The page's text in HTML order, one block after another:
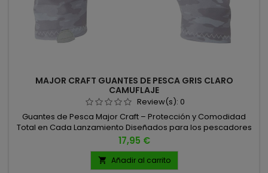
MAJOR CRAFT GUANTES DE PESCA GRIS CLARO
CAMUFLAJE
Review(s): 0
Guantes de Pesca Major Craft – Protección y Comodidad
Total en Cada Lanzamiento Diseñados para los pescadores
más exigentes, los guantes de pesca Major Craft combinan
tecnología, resistencia y confort. Fabricados con spandex de
alta calidad con protección solar SPF50+, te protegen
eficazmente de los rayos UV durante largas jornadas al sol.
Precio
17,95 €
 Añadir al carrito